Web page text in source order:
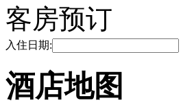
客房预订
入住日期:
酒店地图